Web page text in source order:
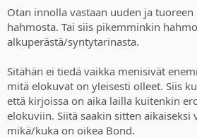
Otan innolla vastaan uuden ja tuoreen
hahmosta. Tai siis pikemminkin
alkuperästä/syntytarinasta.
Sitähän ei tiedä vaikka menisivät
mitä elokuvat on yleisesti olleet. Siis
että kirjoissa on aika lailla kuitenkin
elokuviin. Siitä saakin sitten aikaiseksi
mikä/kuka on oikea Bond.